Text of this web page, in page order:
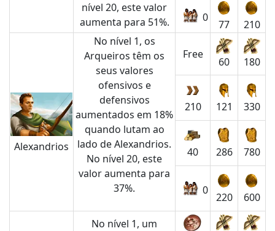
nível 20, este valor
aumenta para 51%.
0
77 210
Alexandrios
No nível 1, os
Arqueiros têm os
seus valores
ofensivos e
defensivos
aumentados em 18%
quando lutam ao
lado de Alexandrios.
No nível 20, este
valor aumenta para
37%.
Free
60 180
210 121 330
40 286 780
0
220 600
No nível 1, um